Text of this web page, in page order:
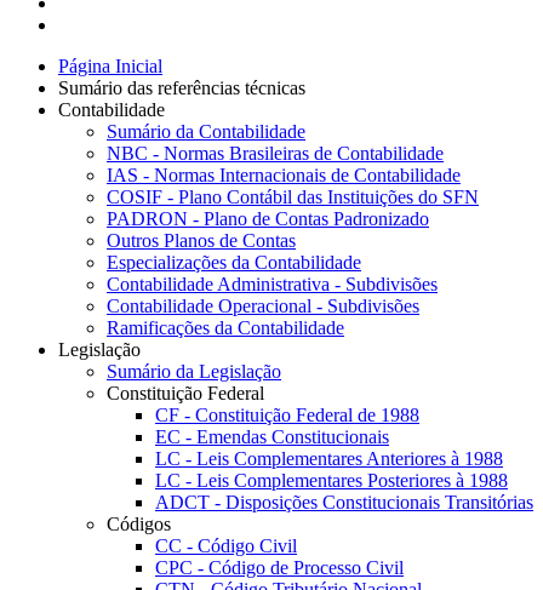
Página Inicial
Sumário das referências técnicas
Contabilidade
Sumário da Contabilidade
NBC - Normas Brasileiras de Contabilidade
IAS - Normas Internacionais de Contabilidade
COSIF - Plano Contábil das Instituições do SFN
PADRON - Plano de Contas Padronizado
Outros Planos de Contas
Especializações da Contabilidade
Contabilidade Administrativa - Subdivisões
Contabilidade Operacional - Subdivisões
Ramificações da Contabilidade
Legislação
Sumário da Legislação
Constituição Federal
CF - Constituição Federal de 1988
EC - Emendas Constitucionais
LC - Leis Complementares Anteriores à 1988
LC - Leis Complementares Posteriores à 1988
ADCT - Disposições Constitucionais Transitórias
Códigos
CC - Código Civil
CPC - Código de Processo Civil